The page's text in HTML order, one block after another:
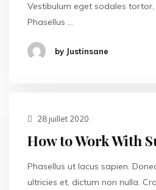
Vestibulum eget sodales
Phasellus …
by Justinsane
28 juillet 2020
How to Work With
Phasellus ut lacus sapien.
ultricies et, dictum non nulla.